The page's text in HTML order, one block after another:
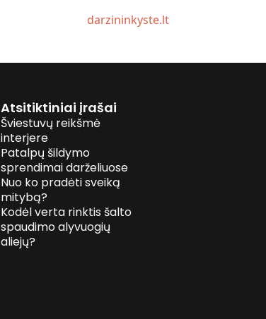
darzininkyste.lt
Atsitiktiniai įrašai
Šviestuvų reikšmė
interjere
Patalpų šildymo
sprendimai darželiuose
Nuo ko pradėti sveiką
mitybą?
Kodėl verta rinktis šalto
spaudimo alyvuogių
aliejų?